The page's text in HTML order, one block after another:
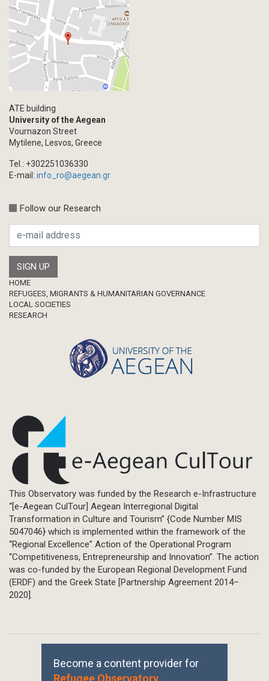
ATE building
University of the Aegean
Vournazon Street
Mytilene, Lesvos, Greece
Tel.: +302251036330
E-mail: info_ro@aegean.gr
Follow our Research
Footer
HOME
REFUGEES, MIGRANTS & HUMANITARIAN GOVERNANCE
LOCAL SOCIETIES
RESEARCH
This Observatory was funded by the Research e-Infrastructure
“[e-Aegean CulTour] Aegean Interregional Digital
Transformation in Culture and Tourism” {Code Number MIS
5047046} which is implemented within the framework of the
“Regional Excellence” Action of the Operational Program
“Competitiveness, Entrepreneurship and Innovation”. The action
was co-funded by the European Regional Development Fund
(ERDF) and the Greek State [Partnership Agreement 2014–
2020].
Become a content provider for
Refugee Observatory